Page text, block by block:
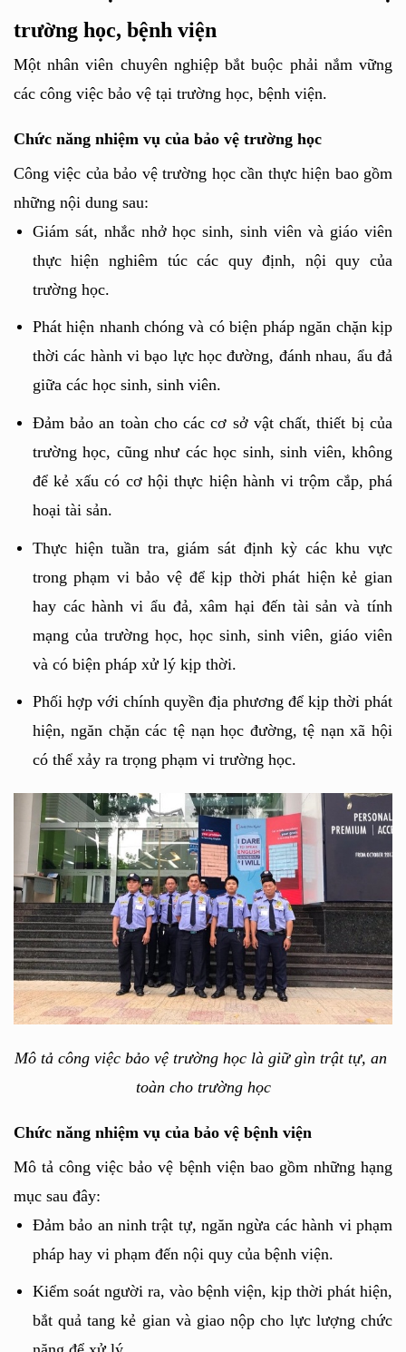
trường học, bệnh viện
Một nhân viên chuyên nghiệp bắt buộc phải nắm vững
các công việc bảo vệ tại trường học, bệnh viện.
Chức năng nhiệm vụ của bảo vệ trường học
Công việc của bảo vệ trường học cần thực hiện bao gồm
những nội dung sau:
Giám sát, nhắc nhở học sinh, sinh viên và giáo viên
thực hiện nghiêm túc các quy định, nội quy của
trường học.
Phát hiện nhanh chóng và có biện pháp ngăn chặn kịp
thời các hành vi bạo lực học đường, đánh nhau, ẩu đả
giữa các học sinh, sinh viên.
Đảm bảo an toàn cho các cơ sở vật chất, thiết bị của
trường học, cũng như các học sinh, sinh viên, không
để kẻ xấu có cơ hội thực hiện hành vi trộm cắp, phá
hoại tài sản.
Thực hiện tuần tra, giám sát định kỳ các khu vực
trong phạm vi bảo vệ để kịp thời phát hiện kẻ gian
hay các hành vi ẩu đả, xâm hại đến tài sản và tính
mạng của trường học, học sinh, sinh viên, giáo viên
và có biện pháp xử lý kịp thời.
Phối hợp với chính quyền địa phương để kịp thời phát
hiện, ngăn chặn các tệ nạn học đường, tệ nạn xã hội
có thể xảy ra trọng phạm vi trường học.
Mô tả công việc bảo vệ trường học là giữ gìn trật tự, an
toàn cho trường học
Chức năng nhiệm vụ của bảo vệ bệnh viện
Mô tả công việc bảo vệ bệnh viện bao gồm những hạng
mục sau đây:
Đảm bảo an ninh trật tự, ngăn ngừa các hành vi phạm
pháp hay vi phạm đến nội quy của bệnh viện.
Kiểm soát người ra, vào bệnh viện, kịp thời phát hiện,
bắt quả tang kẻ gian và giao nộp cho lực lượng chức